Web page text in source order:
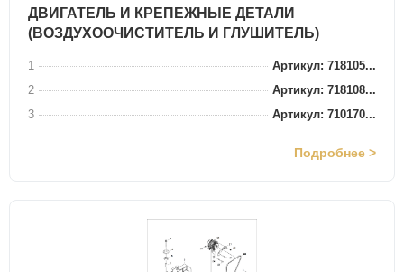
ДВИГАТЕЛЬ И КРЕПЕЖНЫЕ ДЕТАЛИ
(ВОЗДУХООЧИСТИТЕЛЬ И ГЛУШИТЕЛЬ)
1
Артикул: 718105...
2
Артикул: 718108...
3
Артикул: 710170...
Подробнее >